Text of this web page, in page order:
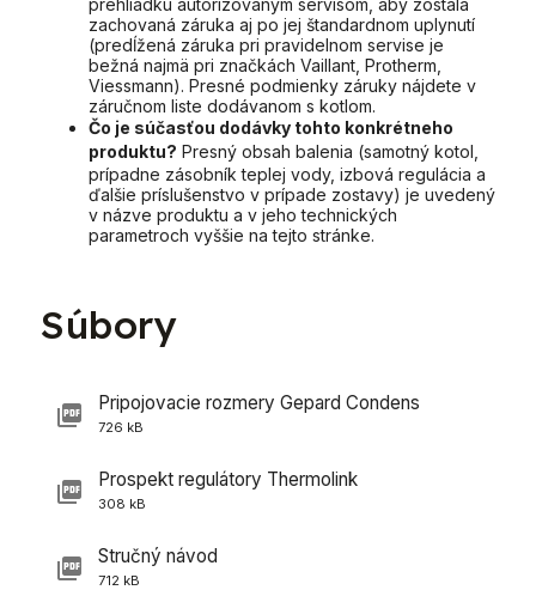
prehliadku autorizovaným servisom, aby zostala
zachovaná záruka aj po jej štandardnom uplynutí
(predĺžená záruka pri pravidelnom servise je
bežná najmä pri značkách Vaillant, Protherm,
Viessmann). Presné podmienky záruky nájdete v
záručnom liste dodávanom s kotlom.
Čo je súčasťou dodávky tohto konkrétneho
produktu? Presný obsah balenia (samotný kotol,
prípadne zásobník teplej vody, izbová regulácia a
ďalšie príslušenstvo v prípade zostavy) je uvedený
v názve produktu a v jeho technických
parametroch vyššie na tejto stránke.
Súbory
Pripojovacie rozmery Gepard Condens
726 kB
Prospekt regulátory Thermolink
308 kB
Stručný návod
712 kB